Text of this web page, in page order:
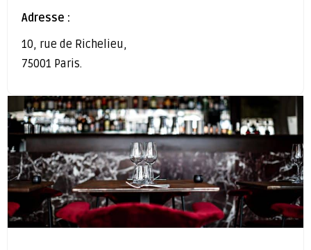
Adresse :
10, rue de Richelieu,
75001 Paris.